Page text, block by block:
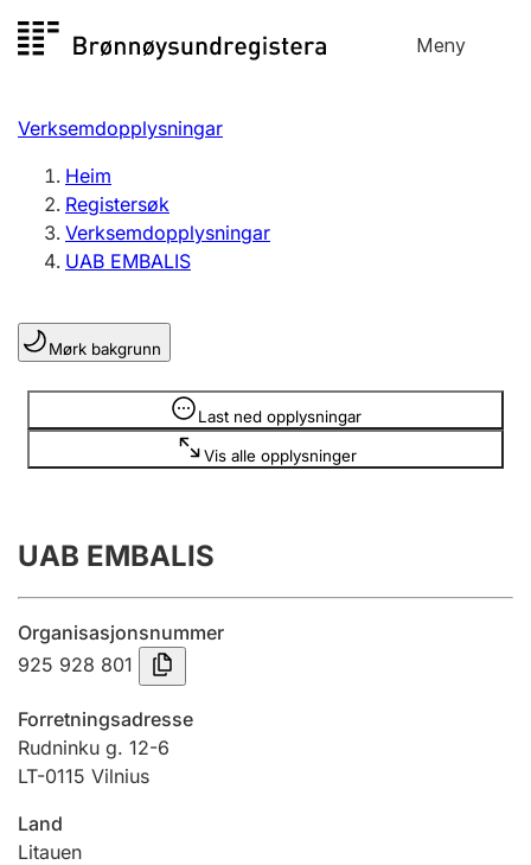
til
Meny
Registersøk
Aksjeselskap
Enkeltpersonføretak
Registrere, endre, slette
Lag og foreining
Registrere, endre, slette
Innsending og forseinkingsgebyr
Tinglysing
Jeger
Verksemdopplysningar
Heim
Registersøk
Verksemdopplysningar
UAB EMBALIS
Mørk bakgrunn
Last ned opplysningar
Vis alle opplysninger
Opplysninger er skjult
UAB EMBALIS
Organisasjonsnummer
925 928 801
Forretningsadresse
Rudninku g. 12-6
LT-0115 Vilnius
Land
Litauen